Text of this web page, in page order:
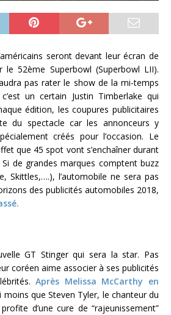
seront devant leur écran de
52ème Superbowl (Superbowl LII).
pas rater le show de la mi-temps
un certain Justin Timberlake qui
édition, les coupures publicitaires
du spectacle car les annonceurs y
créés pour l’occasion. Le
que 45 spot vont s’enchaîner durant
de grandes marques comptent buzz
Skittles,….), l’automobile ne sera pas
des publicités automobiles 2018,
GT Stinger qui sera la star. Pas
coréen aime associer à ses publicités
Après Melissa McCarthy en
moins que Steven Tyler, le chanteur du
d’une cure de “rajeunissement”